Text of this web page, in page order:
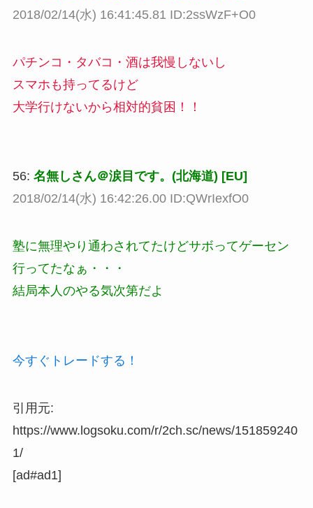
2018/02/14(水) 16:41:45.81 ID:2ssWzF+O0
パチンコ・タバコ・酒は我慢しないし
スマホも持ってるけど
大学行けないから相対的貧困！！
56: 名無しさん＠涙目です。(北海道) [EU]
2018/02/14(水) 16:42:26.00 ID:QWrIexfO0
塾に無理やり通わされてたけどサボってゲーセン
行ってたなぁ・・・
結局本人のやる気次第だよ
今すぐトレードする！
引用元:
https://www.logsoku.com/r/2ch.sc/news/151859240
1/
[ad#ad1]